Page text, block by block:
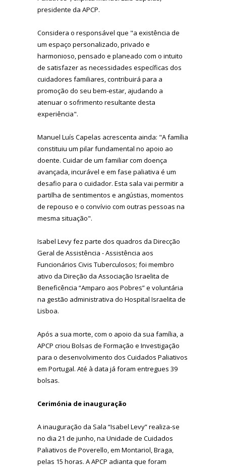
presidente da APCP.
Considera o responsável que "a existência de
um espaço personalizado, privado e
harmonioso, pensado e planeado com o intuito
de satisfazer as necessidades específicas dos
cuidadores familiares, contribuirá para a
promoção do seu bem-estar, ajudando a
atenuar o sofrimento resultante desta
experiência".
Manuel Luís Capelas acrescenta ainda: "A família
constituiu um pilar fundamental no apoio ao
doente. Cuidar de um familiar com doença
avançada, incurável e em fase paliativa é um
desafio para o cuidador. Esta sala vai permitir a
partilha de sentimentos e angústias, momentos
de repouso e o convívio com outras pessoas na
mesma situação".
Isabel Levy fez parte dos quadros da Direcção
Geral de Assistência - Assistência aos
Funcionários Civis Tuberculosos; foi membro
ativo da Direção da Associação Israelita de
Beneficência “Amparo aos Pobres” e voluntária
na gestão administrativa do Hospital Israelita de
Lisboa.
Após a sua morte, com o apoio da sua família, a
APCP criou Bolsas de Formação e Investigação
para o desenvolvimento dos Cuidados Paliativos
em Portugal. Até à data já foram entregues 39
bolsas.
Cerimónia de inauguração
A inauguração da Sala “Isabel Levy” realiza-se
no dia 21 de junho, na Unidade de Cuidados
Paliativos de Poverello, em Montariol, Braga,
pelas 15 horas. A APCP adianta que foram